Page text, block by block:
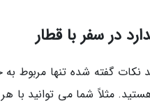
در سفر با قطار
گفته شده تنها مربوط به
مثلاً شما می توانید